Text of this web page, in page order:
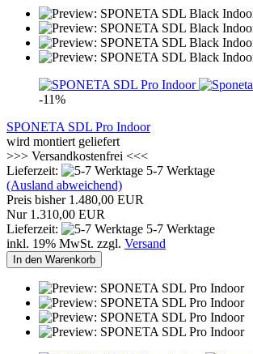
-11%
SPONETA SDL Pro Indoor
wird montiert geliefert
>>> Versandkostenfrei <<<
Lieferzeit:
5-7 Werktage
(Ausland abweichend)
Preis bisher 1.480,00 EUR
Nur 1.310,00 EUR
Lieferzeit:
5-7 Werktage
inkl. 19% MwSt. zzgl. Versand
In den Warenkorb